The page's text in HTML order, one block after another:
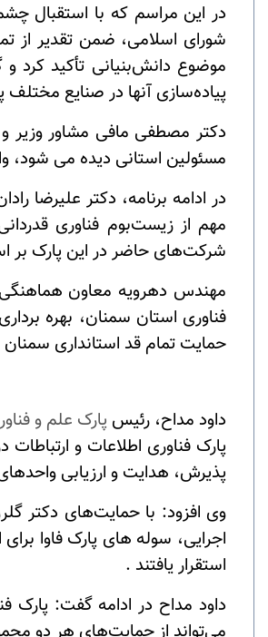
در این مراسم که با استقبال
شورای اسلامی، ضمن تقدیر از
موضوع دانش‌بنیانی تأکید کرد
پیاده‌سازی آنها در صنایع
دکتر مصطفی مافی مشاور وزیر
مسئولین استانی دیده می شود،
در ادامه برنامه، دکتر علیرضا
مهم از زیست‌بوم فناوری
شرکت‌های حاضر در این پارک بر
مهندس دهرویه معاون هماهنگی
فناوری استان سمنان، بهره
حمایت تمام قد استانداری
داود مداح، رئیسپارک علم و
پذیرش، هدایت و ارزیابی
وی افزود: با حمایت‌های دکتر
استقرار یافتند .
داود مداح در ادامه گفت: پارک